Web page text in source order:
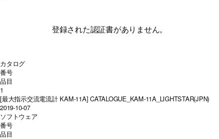
登録された認証書がありません。
カタログ
番号
品目
1
[最大指示交流電流計 KAM-11A] CATALOGUE_KAM-11A_LIGHTSTAR(JPN)
2019-10-07
ソフトウェア
番号
品目